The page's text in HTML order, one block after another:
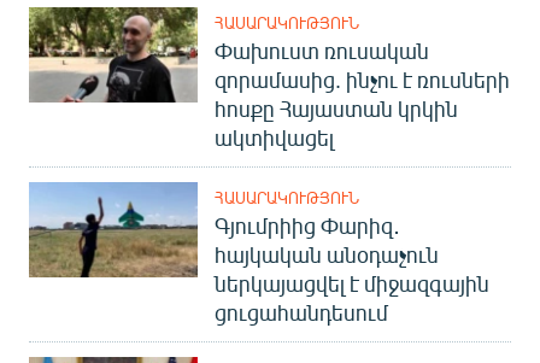
ՀԱՍԱՐԱԿՈՒԹՅՈՒՆ
Փախուստ ռուսական
զորամասից. ինչու է ռուսների
հոսքը Հայաստան կրկին
ակտիվացել
ՀԱՍԱՐԱԿՈՒԹՅՈՒՆ
Գյումրիից Փարիզ․
հայկական անօդաչուն
ներկայացվել է միջազգային
ցուցահանդեսում